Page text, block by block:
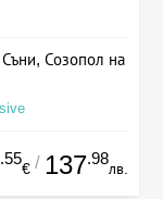
Созопол на
.55
€ / 137.98
лв.